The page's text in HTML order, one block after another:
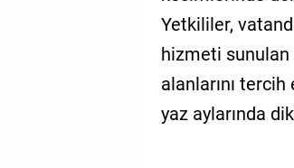
Yetkililer,
hizmeti
alanlarını
yaz aylarında